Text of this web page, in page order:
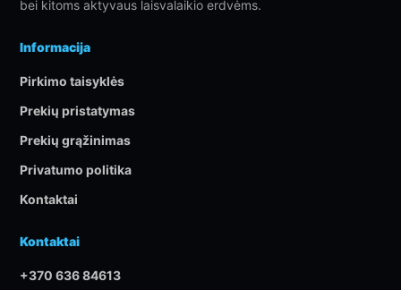
bei kitoms aktyvaus laisvalaikio erdvėms.
Informacija
Pirkimo taisyklės
Prekių pristatymas
Prekių grąžinimas
Privatumo politika
Kontaktai
Kontaktai
+370 636 84613